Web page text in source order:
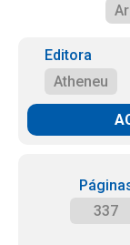
Editora
Atheneu
337